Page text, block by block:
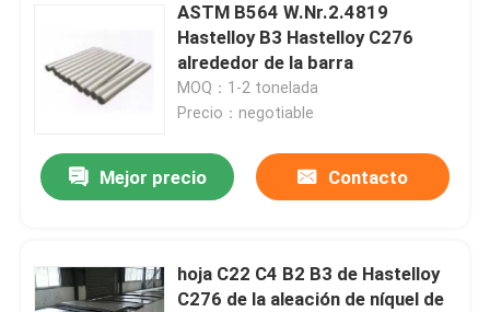
ASTM B564 W.Nr.2.4819
Hastelloy B3 Hastelloy C276
alrededor de la barra
MOQ：1-2 tonelada
Precio：negotiable
Mejor precio Contacto
hoja C22 C4 B2 B3 de Hastelloy
C276 de la aleación de níquel de